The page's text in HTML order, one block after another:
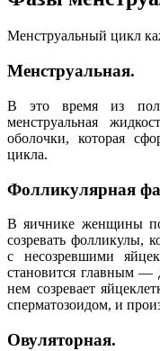
Менструальный цикл
Менструальная.
В это время из
менструальная
оболочки, которая
цикла.
Фолликулярная
В яичнике женщины
созревать фолликулы,
с несозревшими
становится главным
нем созревает
сперматозоидом, и
Овуляторная.